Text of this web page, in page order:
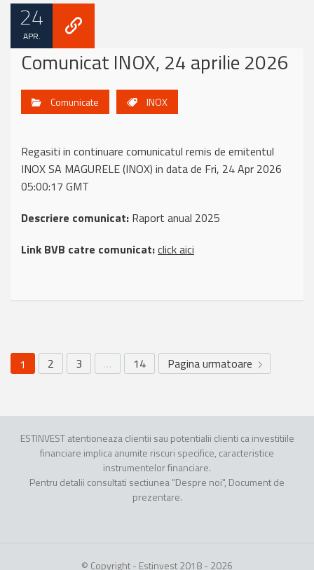
24
APR.
Comunicat INOX, 24 aprilie 2026
Comunicate INOX
Regasiti in continuare comunicatul remis de emitentul
INOX SA MAGURELE (INOX) in data de Fri, 24 Apr 2026
05:00:17 GMT
Descriere comunicat: Raport anual 2025
Link BVB catre comunicat:click aici
1 2 3 … 14 Pagina urmatoare
ESTINVEST atentioneaza clientii sau potentialii clienti ca investitiile
financiare implica anumite riscuri specifice, caracteristice
instrumentelor financiare.
Pentru detalii consultati sectiunea "Despre noi", Document de
prezentare.
© Copyright - Estinvest 2018 - 2026